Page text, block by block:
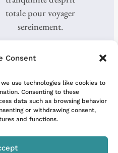
Consent
use technologies like cookies to
Consenting to these
data such as browsing behavior
or withdrawing consent,
and functions.
totale pour voyager
sereinement.